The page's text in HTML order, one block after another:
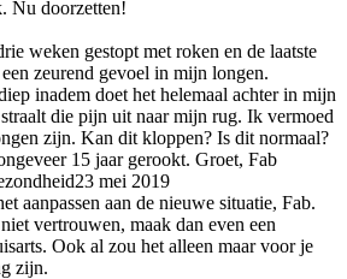
Nu doorzetten!
weken gestopt met roken en de laatste
zeurend gevoel in mijn longen.
inadem doet het helemaal achter in mijn
die pijn uit naar mijn rug. Ik vermoed
zijn. Kan dit kloppen? Is dit normaal?
15 jaar gerookt. Groet, Fab
23 mei 2019
aanpassen aan de nieuwe situatie, Fab.
vertrouwen, maak dan even een
Ook al zou het alleen maar voor je
zijn.